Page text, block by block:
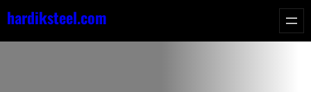
Skiphardiksteel.com